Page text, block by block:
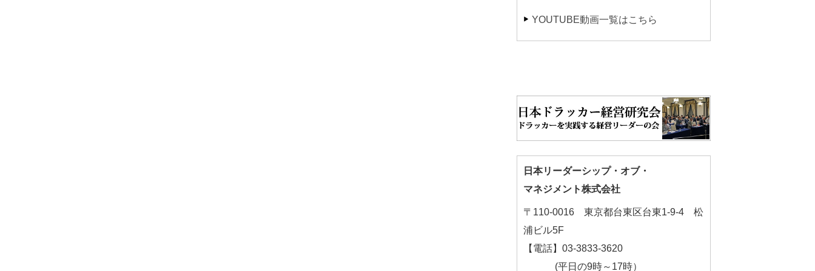
YOUTUBE動画一覧はこちら
日本リーダーシップ・オブ・
マネジメント株式会社
〒110-0016 東京都台東区台東1-9-4 松
浦ビル5F
【電話】03-3833-3620
(平日の9時～17時）